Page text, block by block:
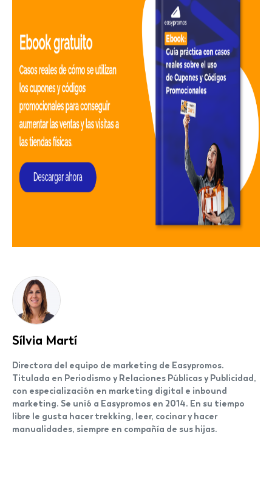
Sílvia Martí
Directora del equipo de marketing de Easypromos.
Titulada en Periodismo y Relaciones Públicas y Publicidad,
con especialización en marketing digital e inbound
marketing. Se unió a Easypromos en 2014. En su tiempo
libre le gusta hacer trekking, leer, cocinar y hacer
manualidades, siempre en compañía de sus hijas.